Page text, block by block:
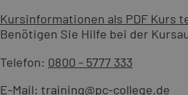
Kursinformationen als PDF Kurs
Benötigen Sie Hilfe bei der
Telefon: 0800 - 5777 333
E-Mail: training@pc-college.de